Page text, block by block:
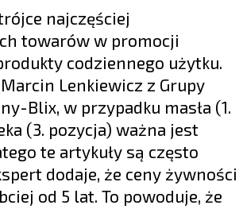
najczęściej
towarów w promocji
codziennego użytku.
Lenkiewicz z Grupy
Blix, w przypadku masła (1.
(3. pozycja) ważna jest
te artykuły są często
dodaje, że ceny żywności
od 5 lat. To powoduje, że